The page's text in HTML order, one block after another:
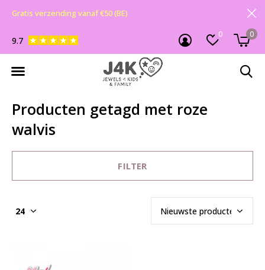
0 0
9.7
Gratis verzending vanaf €50 (BE)
Producten getagd met roze
walvis
FILTER